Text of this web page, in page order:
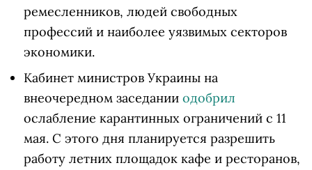
ремесленников, людей свободных
профессий и наиболее уязвимых секторов
экономики.
Кабинет министров Украины на
внеочередном заседании одобрил
ослабление карантинных ограничений с 11
мая. С этого дня планируется разрешить
работу летних площадок кафе и ресторанов,